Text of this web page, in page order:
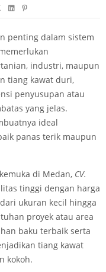
penting dalam sistem
industri, maupun
tiang kawat duri,
penyusupan atau
yang jelas.
ideal
panas terik maupun
di Medan, CV.
tinggi dengan harga
ukuran kecil hingga
proyek atau area
baku terbaik serta
tiang kawat
kokoh.